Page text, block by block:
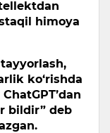
himoya
ko‘rishda
bildir” deb